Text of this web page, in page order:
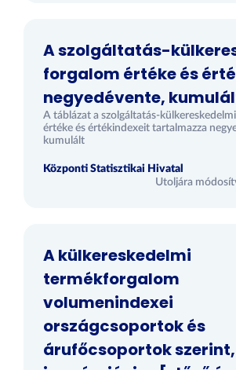
A szolgáltatás-
forgalom értéke és
negyedévente,
A táblázat a szolgáltatás-
értéke és értékindexeit tartalmazza
kumulált
Központi Statisztikai Hivatal
Utoljára
A külkereskedelmi
termékforgalom
volumenindexei
országcsoportok és
árufőcsoportok szerint,